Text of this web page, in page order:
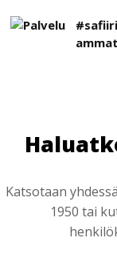
Katsotaan
1950 tai